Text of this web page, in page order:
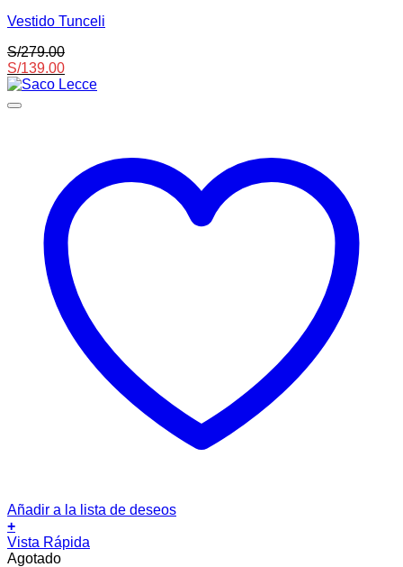
variantes.
opciones
se
pueden
elegir
Vestido Tunceli
S/279.00
S/139.00
Añadir a la lista de deseos
+
Vista Rápida
Agotado